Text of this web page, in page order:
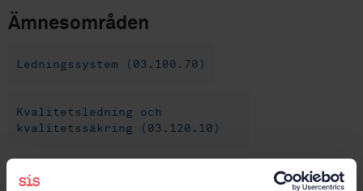
Ämnesområden
Ledningssystem (03.100.70)
Kvalitetsledning och
kvalitetssäkring (03.120.10)
Kvalitets- och miljöledning